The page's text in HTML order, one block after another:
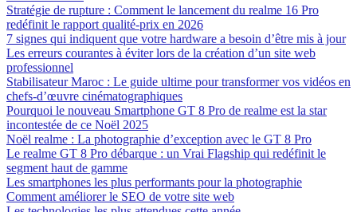
Stratégie de rupture : Comment le lancement du realme 16 Pro
redéfinit le rapport qualité-prix en 2026
7 signes qui indiquent que votre hardware a besoin d’être mis à jour
Les erreurs courantes à éviter lors de la création d’un site web
professionnel
Stabilisateur Maroc : Le guide ultime pour transformer vos vidéos en
chefs-d’œuvre cinématographiques
Pourquoi le nouveau Smartphone GT 8 Pro de realme est la star
incontestée de ce Noël 2025
Noël realme : La photographie d’exception avec le GT 8 Pro
Le realme GT 8 Pro débarque : un Vrai Flagship qui redéfinit le
segment haut de gamme
Les smartphones les plus performants pour la photographie
Comment améliorer le SEO de votre site web